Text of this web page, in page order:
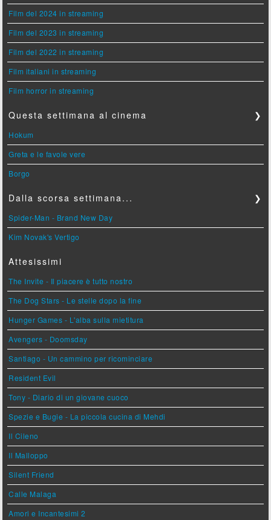
Film del 2024 in streaming
Film del 2023 in streaming
Film del 2022 in streaming
Film italiani in streaming
Film horror in streaming
Questa settimana al cinema ❯
Hokum
Greta e le favole vere
Borgo
Dalla scorsa settimana... ❯
Spider-Man - Brand New Day
Kim Novak's Vertigo
Attesissimi
The Invite - Il piacere è tutto nostro
The Dog Stars - Le stelle dopo la fine
Hunger Games - L'alba sulla mietitura
Avengers - Doomsday
Santiago - Un cammino per ricominciare
Resident Evil
Tony - Diario di un giovane cuoco
Spezie e Bugie - La piccola cucina di Mehdi
Il Cileno
Il Malloppo
Silent Friend
Calle Malaga
Amori e Incantesimi 2